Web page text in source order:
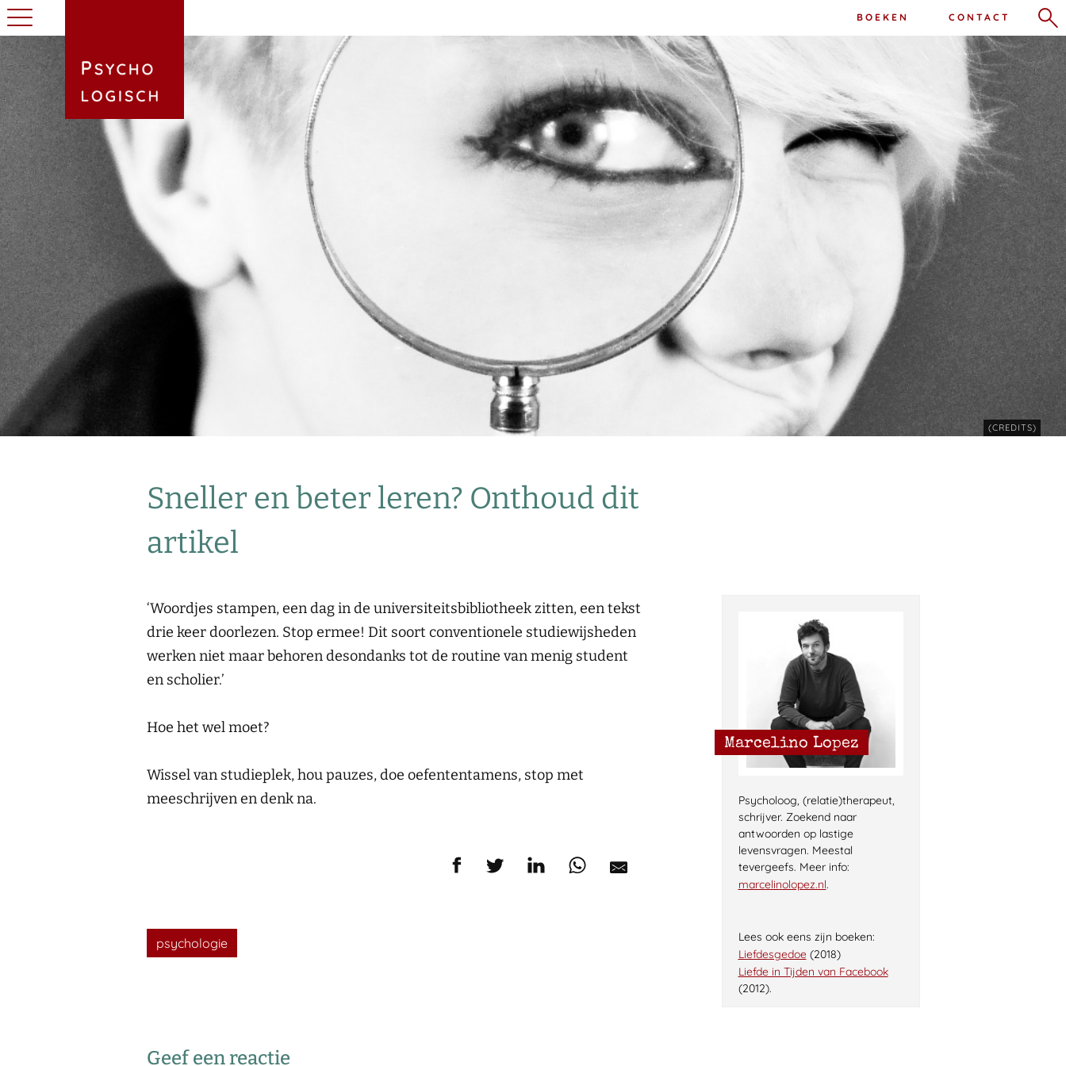
CONTACT
BOEKEN
(CREDITS)
Sneller en beter leren? Onthoud dit
artikel
‘Woordjes stampen, een dag in de universiteitsbibliotheek zitten, een tekst
drie keer doorlezen. Stop ermee! Dit soort conventionele studiewijsheden
werken niet maar behoren desondanks tot de routine van menig student
en scholier.’
Hoe het wel moet?
Wissel van studieplek, hou pauzes, doe oefententamens, stop met
meeschrijven en denk na.
Marcelino Lopez
Psycholoog, (relatie)therapeut,
schrijver. Zoekend naar
antwoorden op lastige
levensvragen. Meestal
tevergeefs. Meer info:
marcelinolopez.nl.
Lees ook eens zijn boeken:
Liefdesgedoe(2018)
Liefde in Tijden van Facebook
(2012).
psychologie
Geef een reactie